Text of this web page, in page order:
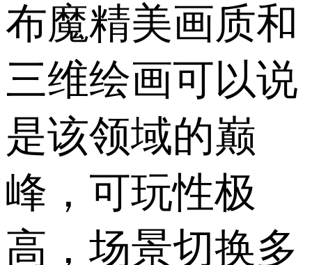
布魔精美画质和
三维绘画可以说
是该领域的巅
峰，可玩性极
高，场景切换多